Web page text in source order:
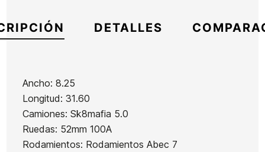
DETALLES
Ancho: 8.25
Longitud: 31.60
Camiones: Sk8mafia 5.0
Ruedas: 52mm 100A
Rodamientos: Rodamientos Abec 7
Marca Sk8Mafia
ReferenciaHL-SKSKX43809
En stock 1 Artículo